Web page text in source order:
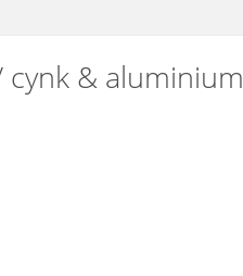
cynk & aluminium